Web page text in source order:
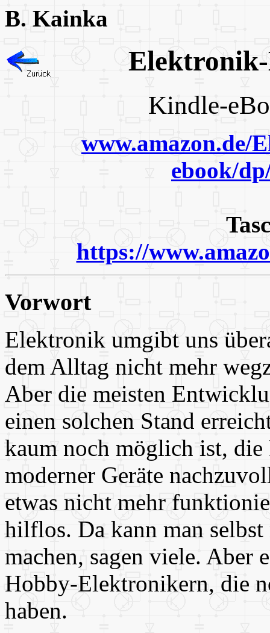
B. Kainka
Kindle-
ebook/
https://
Vorwort
Elektronik umgibt uns
dem Alltag nicht mehr
Aber die meisten
einen solchen Stand
kaum noch möglich ist,
moderner Geräte
etwas nicht mehr
hilflos. Da kann man
machen, sagen viele. Aber
Hobby-Elektronikern, die
haben.